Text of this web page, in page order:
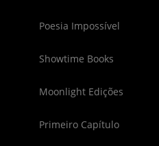
Poesia Impossível
Showtime Books
Moonlight Edições
Primeiro Capítulo